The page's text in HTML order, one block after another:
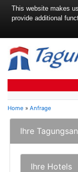
Home » Anfrage
Ihre
Ihre Hotels
This website makes
provide additional